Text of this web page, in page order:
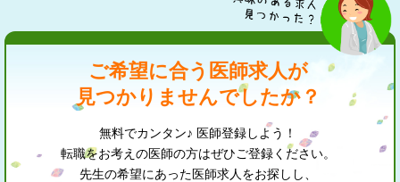
ご希望に合う医師求人が
見つかりませんでしたか？
無料でカンタン♪ 医師登録しよう！
転職をお考えの医師の方はぜひご登録ください。
先生の希望にあった医師求人をお探しし、